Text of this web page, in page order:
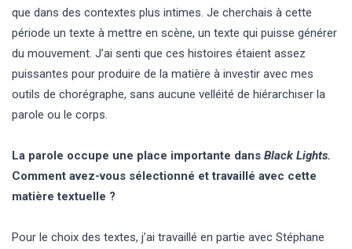
que dans des contextes plus intimes. Je cherchais à cette
période un texte à mettre en scène, un texte qui puisse générer
du mouvement. J’ai senti que ces histoires étaient assez
puissantes pour produire de la matière à investir avec mes
outils de chorégraphe, sans aucune velléité de hiérarchiser la
parole ou le corps.
La parole occupe une place importante dans Black Lights.
Comment avez-vous sélectionné et travaillé avec cette
matière textuelle ?
Pour le choix des textes, j’ai travaillé en partie avec Stéphane